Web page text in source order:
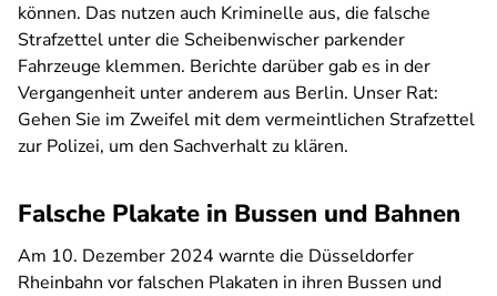
können. Das nutzen auch Kriminelle aus, die falsche
Strafzettel unter die Scheibenwischer parkender
Fahrzeuge klemmen. Berichte darüber gab es in der
Vergangenheit unter anderem aus Berlin. Unser Rat:
Gehen Sie im Zweifel mit dem vermeintlichen Strafzettel
zur Polizei, um den Sachverhalt zu klären.
Falsche Plakate in Bussen und Bahnen
Am 10. Dezember 2024 warnte die Düsseldorfer
Rheinbahn vor falschen Plakaten in ihren Bussen und